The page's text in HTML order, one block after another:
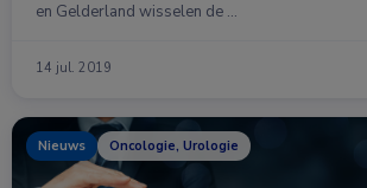
en Gelderland wisselen de …
14 jul. 2019
Nieuws Oncologie, Urologie